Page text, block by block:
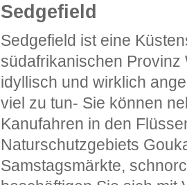
Sedgefield
Sedgefield ist eine
südafrikanischen Provinz
idyllisch und wirklich
viel zu tun- Sie können
Kanufahren in den
Naturschutzgebiets
Samstagsmärkte,